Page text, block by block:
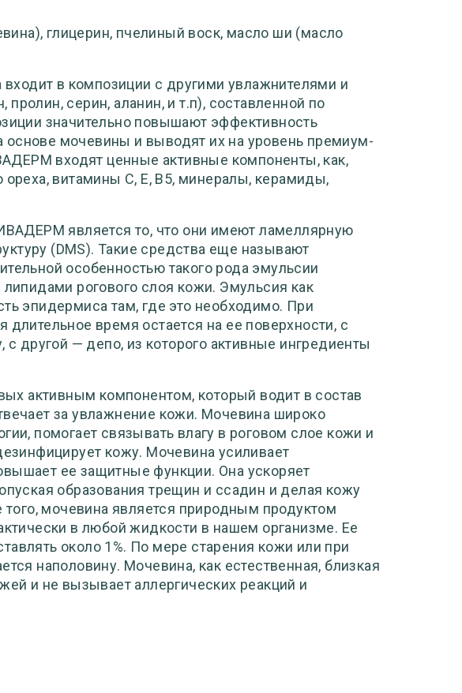
глицерин, пчелиный воск, масло ши (масло
в композиции с другими увлажнителями и
серин, аланин, и т.п), составленной по
значительно повышают эффективность
мочевины и выводят их на уровень премиум-
входят ценные активные компоненты, как,
витамины C, Е, B5, минералы, керамиды,
является то, что они имеют ламеллярную
(DMS). Такие средства еще называют
особенностью такого рода эмульсии
рогового слоя кожи. Эмульсия как
эпидермиса там, где это необходимо. При
время остается на ее поверхности, с
другой — депо, из которого активные ингредиенты
активным компонентом, который водит в состав
за увлажнение кожи. Мочевина широко
помогает связывать влагу в роговом слое кожи и
кожу. Мочевина усиливает
ее защитные функции. Она ускоряет
образования трещин и ссадин и делая кожу
мочевина является природным продуктом
в любой жидкости в нашем организме. Ее
около 1%. По мере старения кожи или при
наполовину. Мочевина, как естественная, близкая
и не вызывает аллергических реакций и